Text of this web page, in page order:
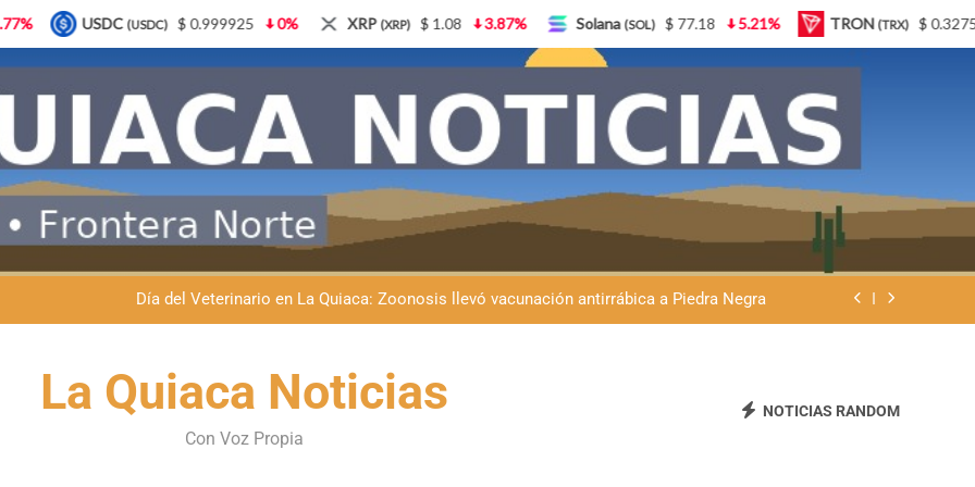
Dante Velázquez marchará contra la Ley de Tierras: “Patria sí, colonia no”
Fernando Rejal respaldó a Dante Velázquez en el Senado: “No queremos que se venda nuestra frontera”
Día del Veterinario en La Quiaca: Zoonosis llevó vacunación antirrábica a Piedra Negra
La frontera se subleva: Dante Velázquez enfrenta el remate de la patria y advierte que la Argentina no se
Fernando Rejal respaldó a Dante Velázquez en el Senado: “No queremos que se venda nuestra frontera”
Día del Veterinario en La Quiaca: Zoonosis llevó vacunación antirrábica a Piedra Negra
La Quiaca Noticias
Con Voz Propia
NOTICIAS RANDOM
0% XRP(XRP) $ 1.08 3.87% Solana(SOL) $ 77.18 5.21% TRON(TRX) $ 0.327570 0.95% Lido Staked